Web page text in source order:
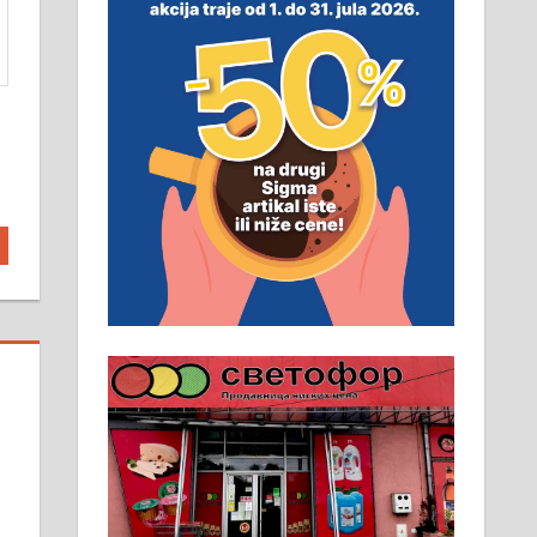
радова у грађевини,
хидроизолације и молерских
радова. 061/25-28-058
Ало таксију потребан возач са Б
категоријом. 064/02-85-511
Потребна два радника за рад на
стоваришту „Липа промет” у
Алексинцу. За више
информација доћи лично на
стовариште у улици Максима
Горког 26 сваког радног дана од
8 до 15 часова. 063/465-045
Чистим све врсте димњака.
061/32-13-445